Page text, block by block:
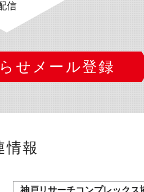
信
せメール登録
情報
神戸リサーチコンプレックス